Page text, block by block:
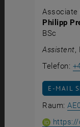
Associate
Philipp
BSc
Assistent,
Telefon:
E-MAIL
E-MAIL
Raum:
https://